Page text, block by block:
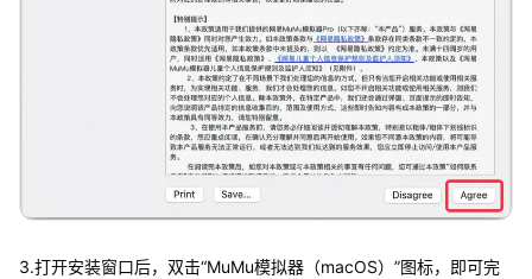
3.打开安装窗口后，双击“MuMu模拟器（macOS）”图标，即可完